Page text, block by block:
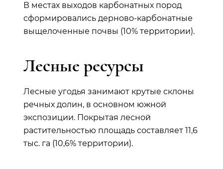
В местах выходов карбонатных пород
сформировались дерново-карбонатные
выщелоченные почвы (10% территории).
Лесные ресурсы
Лесные угодья занимают крутые склоны
речных долин, в основном южной
экспозиции. Покрытая лесной
растительностью площадь составляет 11,6
тыс. га (10,6% территории).